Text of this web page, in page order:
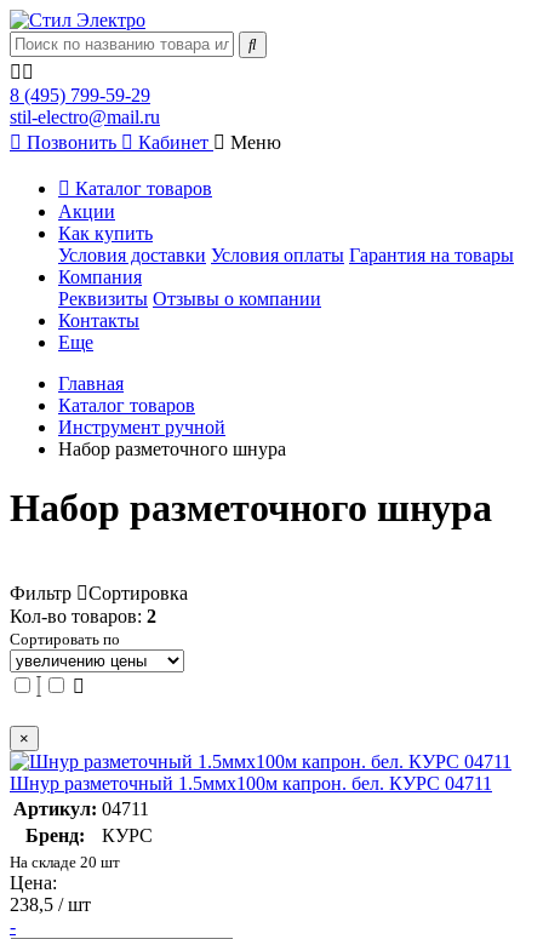
8 (495) 799-59-29
stil-electro@mail.ru
Позвонить
Кабинет Меню
Каталог товаров
Акции
Как купить
Условия доставки Условия оплаты Гарантия на товары
Компания
Реквизиты Отзывы о компании
Контакты
Еще
Главная
Каталог товаров
Инструмент ручной
Набор разметочного шнура
Набор разметочного шнура
Фильтр
Сортировка
Кол-во товаров: 2
Сортировать по
×
Шнур разметочный 1.5ммх100м капрон. бел. КУРС 04711
Артикул: 04711
Бренд:
КУРС
На складе 20 шт
Цена:
238,5 / шт
-